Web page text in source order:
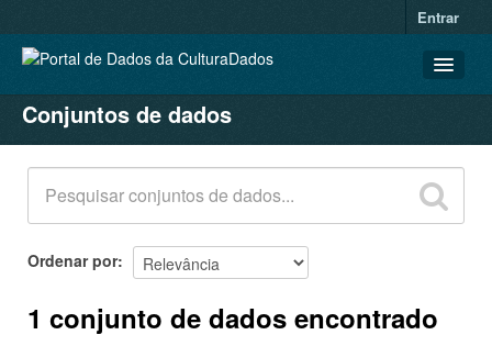
Entrar
CONJUNTOS DE DADOS
ORGANIZAÇÕES
GRUPOS
SOBRE
Conjuntos de dados
Ordenar por
1 conjunto de dados encontrado